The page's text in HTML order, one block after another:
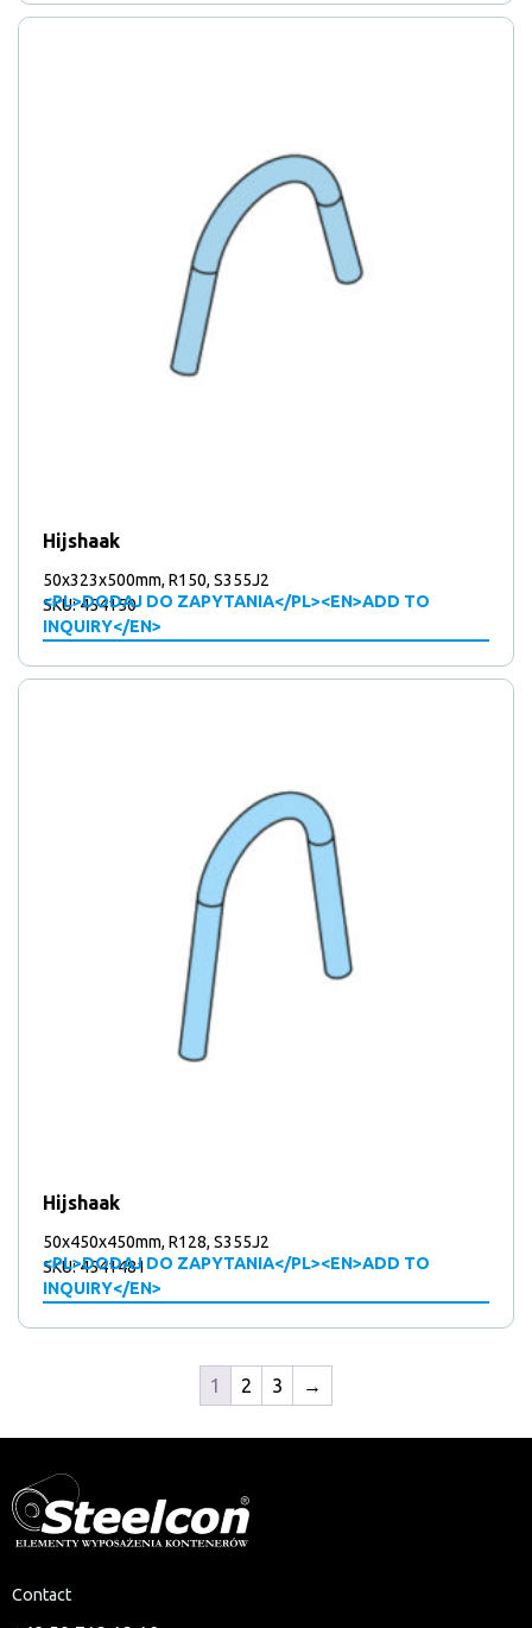
Hijshaak
50x323x500mm, R150, S355J2
<PL>DODAJ DO ZAPYTANIA</PL><EN>ADD TO
INQUIRY</EN>
SKU: 454150
Hijshaak
50x450x450mm, R128, S355J2
<PL>DODAJ DO ZAPYTANIA</PL><EN>ADD TO
INQUIRY</EN>
SKU: 4541481
1 2 3 →
Contact